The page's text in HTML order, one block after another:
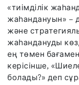
«тиімділік
жаһандануын» –
және
жаһандануды
ең төмен
керісінше,
болады?» деп